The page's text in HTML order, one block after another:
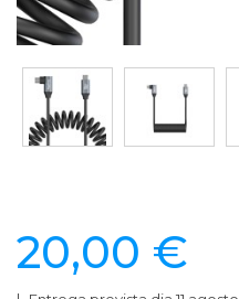
20,00 €